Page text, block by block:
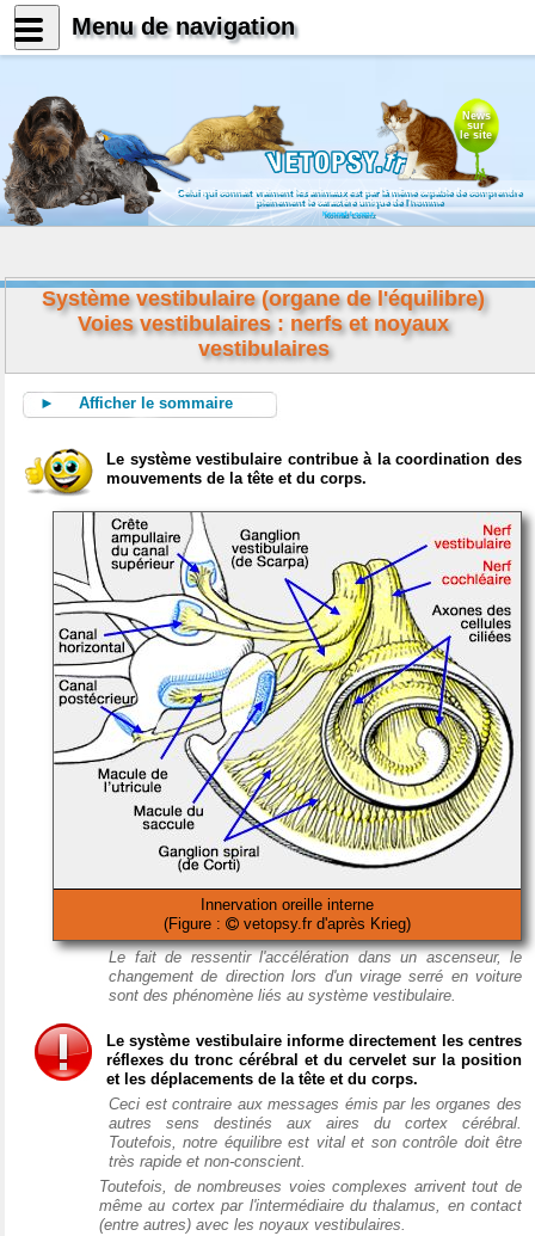
News
sur
le site
Celui qui connait vraiment les animaux est par là même capable de comprendre
pleinement le caractère unique de l'homme
Konrad Lorenz
Système vestibulaire (organe de l'équilibre)
Voies vestibulaires : nerfs et noyaux
vestibulaires
► Afficher le sommaire
Le système vestibulaire contribue à la coordination des
mouvements de la tête et du corps.
Innervation oreille interne
(Figure :
vetopsy.fr d'après Krieg)
Le fait de ressentir l'accélération dans un ascenseur, le
changement de direction lors d'un virage serré en voiture
sont des phénomène liés au système vestibulaire.
Le système vestibulaire informe directement les centres
réflexes du tronc cérébral et du cervelet sur la position
et les déplacements de la tête et du corps.
Ceci est contraire aux messages émis par les organes des
autres sens destinés aux aires du cortex cérébral.
Toutefois, notre équilibre est vital et son contrôle doit être
très rapide et non-conscient.
Toutefois, de nombreuses voies complexes arrivent tout de
même au cortex par l'intermédiaire du thalamus, en contact
(entre autres) avec les noyaux vestibulaires.
Menu de navigation